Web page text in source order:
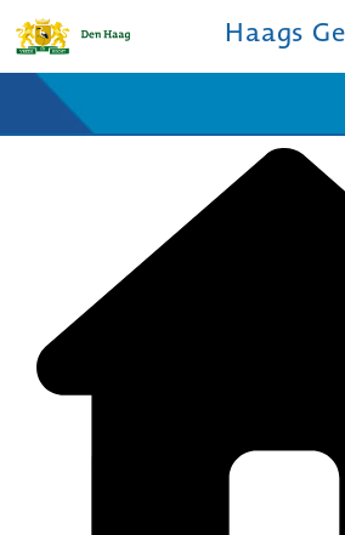
Haags
Bronnen en collecties